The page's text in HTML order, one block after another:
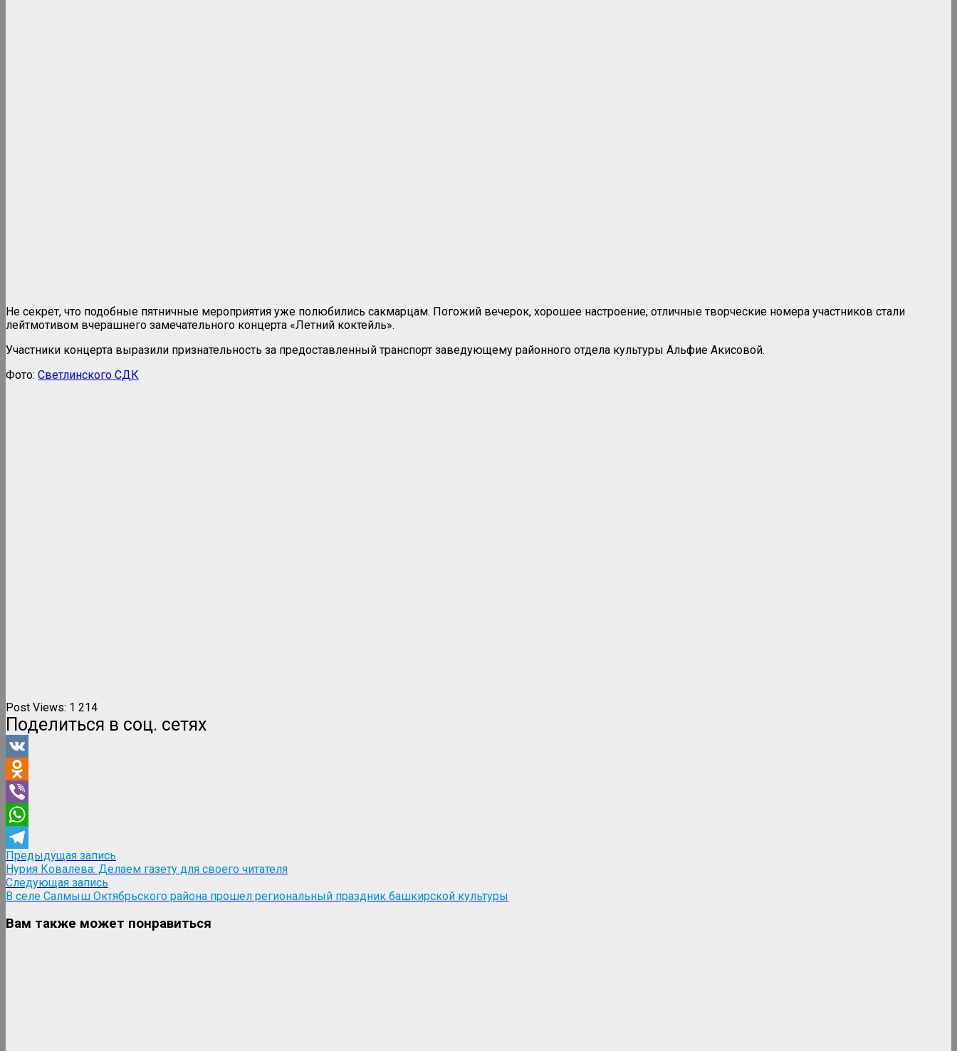
Не секрет, что подобные пятничные мероприятия уже полюбились сакмарцам. Погожий вечерок, хорошее настроение, отличные творческие номера участников стали
лейтмотивом вчерашнего замечательного концерта «Летний коктейль».
Участники концерта выразили признательность за предоставленный транспорт заведующему районного отдела культуры Альфие Акисовой.
Фото: Светлинского СДК
Post Views: 1 214
Поделиться в соц. сетях
VK
Odnoklassniki
Viber
WhatsApp
Telegram
Навигация
по
записям
Предыдущая запись
запись:
Нурия Ковалева: Делаем газету для своего читателя
Следующая запись
запись:
В селе Салмыш Октябрьского района прошел региональный праздник башкирской культуры
Вам также может понравиться